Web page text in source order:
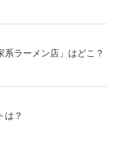
ラーメン店」はどこ？
は？